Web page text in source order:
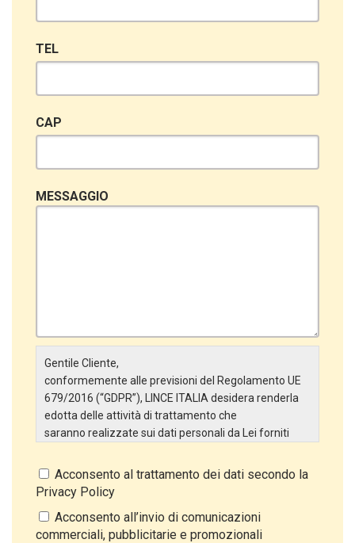
TEL
CAP
MESSAGGIO
Gentile Cliente,
conformemente alle previsioni del Regolamento UE
679/2016 (“GDPR”), LINCE ITALIA desidera renderla
edotta delle attività di trattamento che
saranno realizzate sui dati personali da Lei forniti
particolare:
Titolare del Trattamento
Il Titolare del Trattamento è LINCE ITALIA S.r.l., con
sede in Via Variante di Cancelliera snc 00072 –
Acconsento al trattamento dei dati secondo la
Privacy Policy
Acconsento all’invio di comunicazioni
commerciali, pubblicitarie e promozionali